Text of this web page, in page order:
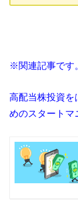
※関連記事です
高配当株投資を
めのスタートマ